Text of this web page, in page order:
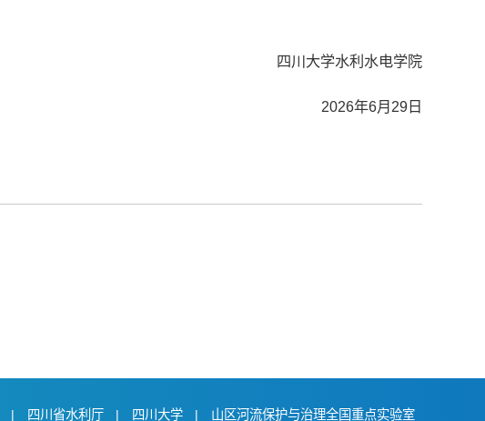
四川大学水利水电学院
2026年6月29日
| 四川省水利厅 | 四川大学 | 山区河流保护与治理全国重点实验室